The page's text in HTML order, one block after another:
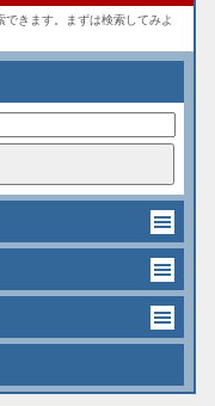
きます。まずは検索してみよ